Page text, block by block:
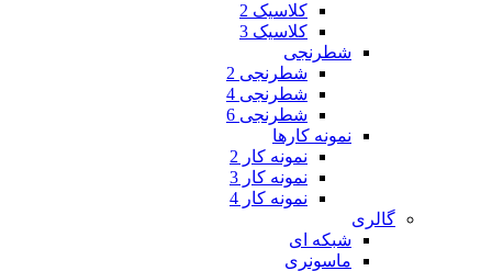
کلاسیک 2
کلاسیک 3
شطرنجی
شطرنجی 2
شطرنجی 4
شطرنجی 6
نمونه کارها
نمونه کار 2
نمونه کار 3
نمونه کار 4
گالری
شبکه ای
ماسونری